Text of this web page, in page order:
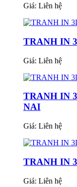
Giá: Liên hệ
TRANH IN
Giá: Liên hệ
TRANH IN
NAI
Giá: Liên hệ
TRANH IN
Giá: Liên hệ